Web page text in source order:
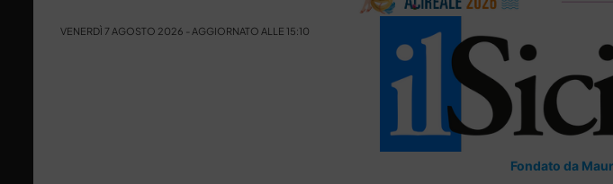
VENERDÌ 7 AGOSTO 2026 - AGGIORNATO ALLE 15:10
Fondato da